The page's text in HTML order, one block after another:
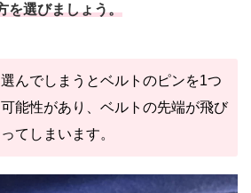
を選びましょう。
んでしまうとベルトのピンを1つ
能性があり、ベルトの先端が飛び
てしまいます。